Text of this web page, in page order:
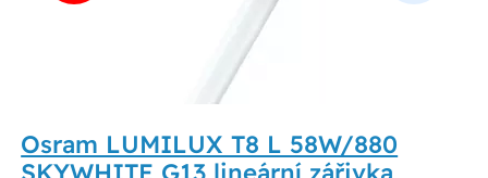
Osram LUMILUX T8 L 58W/880